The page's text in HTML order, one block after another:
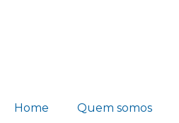
Home Quem somos